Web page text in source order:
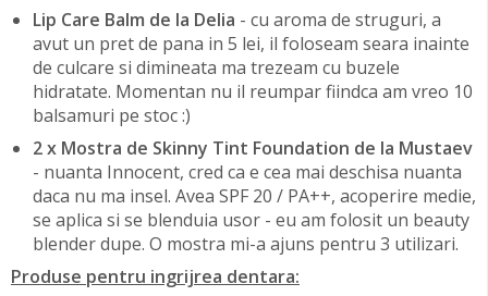
Lip Care Balm de la Delia - cu aroma de struguri, a
avut un pret de pana in 5 lei, il foloseam seara inainte
de culcare si dimineata ma trezeam cu buzele
hidratate. Momentan nu il reumpar fiindca am vreo 10
balsamuri pe stoc :)
2 x Mostra de Skinny Tint Foundation de la Mustaev
- nuanta Innocent, cred ca e cea mai deschisa nuanta
daca nu ma insel. Avea SPF 20 / PA++, acoperire medie,
se aplica si se blenduia usor - eu am folosit un beauty
blender dupe. O mostra mi-a ajuns pentru 3 utilizari.
Produse pentru ingrijrea dentara: